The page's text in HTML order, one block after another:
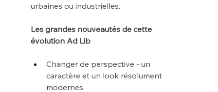
urbaines ou industrielles.
Les grandes nouveautés de cette
évolution Ad Lib
Changer de perspective - un
caractère et un look résolument
modernes